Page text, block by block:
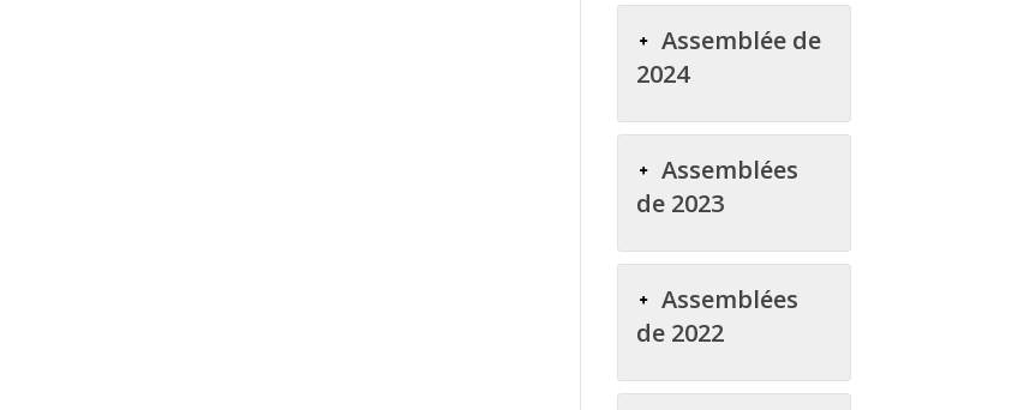
Assemblée de
2024
Assemblées
de 2023
Assemblées
de 2022